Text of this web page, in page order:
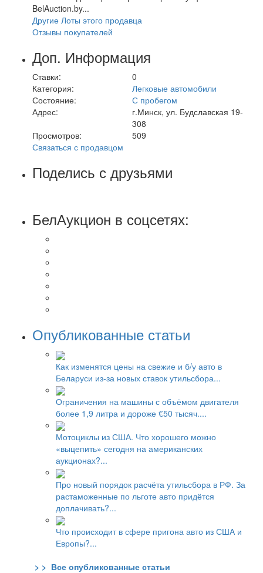
BelAuction.by...
Другие Лоты этого продавца
Отзывы покупателей
Доп. Информация
Ставки:
0
Категория:
Легковые автомобили
Состояние:
С пробегом
Адрес:
г.Минск, ул. Будславская 19-
308
Просмотров:
509
Связаться с продавцом
Поделись с друзьями
БелАукцион в соцсетях:
Опубликованные статьи
Как изменятся цены на свежие и б/у авто в
Беларуси из-за новых ставок утильсбора...
Ограничения на машины с объёмом двигателя
более 1,9 литра и дороже €50 тысяч....
Мотоциклы из США. Что хорошего можно
«выцепить» сегодня на американских
аукционах?...
Про новый порядок расчёта утильсбора в РФ. За
растаможенные по льготе авто придётся
доплачивать?...
Что происходит в сфере пригона авто из США и
Европы?...
> > Все опубликованные статьи